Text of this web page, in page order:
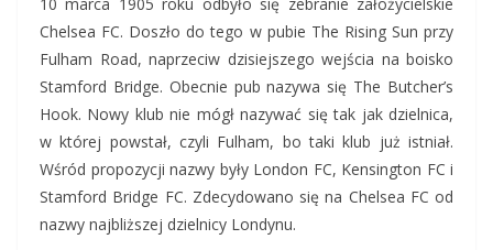
Chelsea FC. Doszło do tego w pubie The Rising Sun przy
Fulham Road, naprzeciw dzisiejszego wejścia na boisko
Stamford Bridge. Obecnie pub nazywa się The Butcher’s
Hook. Nowy klub nie mógł nazywać się tak jak dzielnica,
w której powstał, czyli Fulham, bo taki klub już istniał.
Wśród propozycji nazwy były London FC, Kensington FC i
Stamford Bridge FC. Zdecydowano się na Chelsea FC od
nazwy najbliższej dzielnicy Londynu.